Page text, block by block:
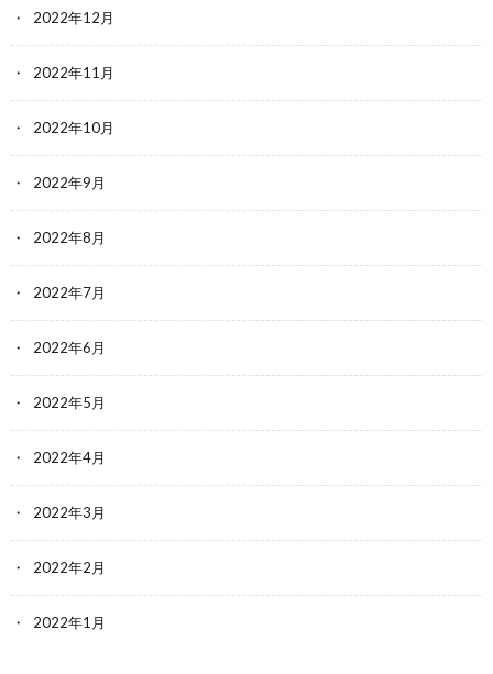
2022年12月
2022年11月
2022年10月
2022年9月
2022年8月
2022年7月
2022年6月
2022年5月
2022年4月
2022年3月
2022年2月
2022年1月